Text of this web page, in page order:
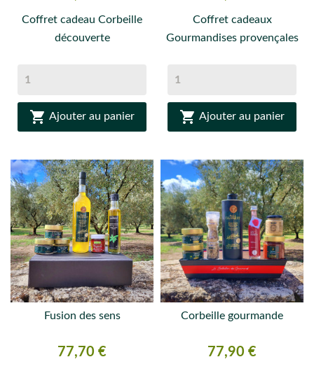
Coffret cadeau Corbeille
découverte
 Ajouter au panier
Coffret cadeaux
Gourmandises provençales
 Ajouter au panier
Fusion des sens
Prix
77,70 €
Corbeille gourmande
Prix
77,90 €